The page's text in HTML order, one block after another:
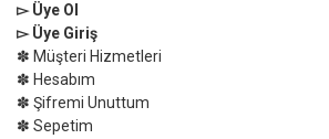
▻ Üye Ol
▻ Üye Giriş
✽ Müşteri Hizmetleri
✽ Hesabım
✽ Şifremi Unuttum
✽ Sepetim